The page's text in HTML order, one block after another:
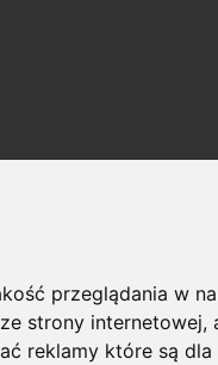
przeglądania w
strony internetowej,
reklamy które są